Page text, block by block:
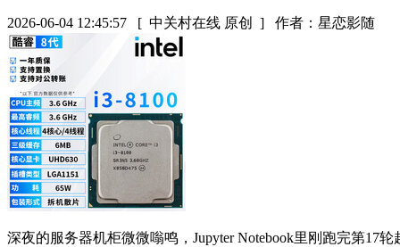
2026-06-04 12:45:57 [ 中关村在线 原创 ] 作者：星恋影随
深夜的服务器机柜微微嗡鸣，Jupyter Notebook里刚跑完第